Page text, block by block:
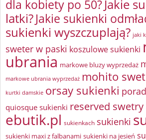
dla kobiety po 50?Jakie
latki?Jakie sukienki
sukienki wyszczuplają? jaki
sweter w paski koszulowe sukienki
ubrania markowe bluzy wyprzedaż
markowe ubrania wyprzedaż mohito
kurtki damskie orsay sukienki
quiosque sukienki reserved swetry
ebutik.pl sukienkach sukienki
sukienki maxi z falbanami sukienki na jesień